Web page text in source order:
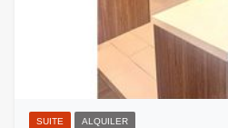
SUITE ALQUILER